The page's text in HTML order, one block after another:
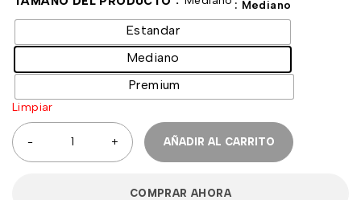
: Mediano
Estandar
Mediano
Premium
Limpiar
AÑADIR AL CARRITO
COMPRAR AHORA